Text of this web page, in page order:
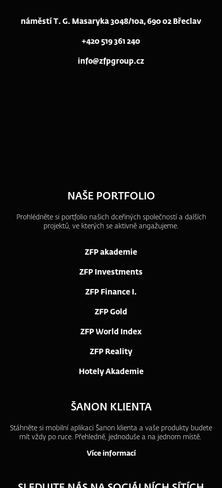
náměstí T. G. Masaryka 3048/10a, 690 02 Břeclav
+420 519 361 240
info@zfpgroup.cz
NAŠE PORTFOLIO
Prohlédněte si portfolio našich dceřiných společností a dalších
projektů, ve kterých se aktivně angažujeme.
ZFP akademie
ZFP Investments
ZFP Finance I.
ZFP Gold
ZFP World Index
ZFP Reality
Hotely Akademie
ŠANON KLIENTA
Stáhněte si mobilní aplikaci Šanon klienta a vaše produkty budete
mít vždy po ruce. Přehledně, jednoduše a na jednom místě.
Více informací